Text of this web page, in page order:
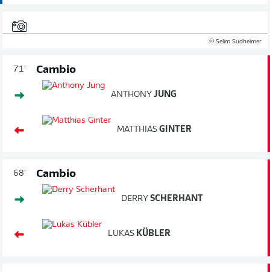
© Selim Sudheimer
71' Cambio
ANTHONY JUNG
MATTHIAS GINTER
68' Cambio
DERRY SCHERHANT
LUKAS KÜBLER